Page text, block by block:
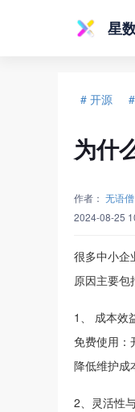
星
# 开源
为什
作者： 无语僧
2024-08-25
很多中小企
原因主要包
1、 成本效
免费使用：
降低维护成
2、灵活性